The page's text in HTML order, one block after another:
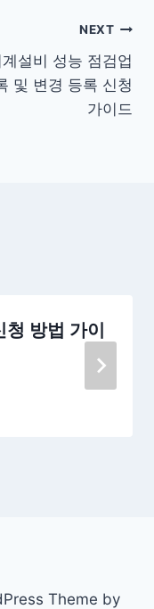
NEXT
계설비 성능 점검업
및 변경 등록 신청
가이드
청 방법 가이
Theme by